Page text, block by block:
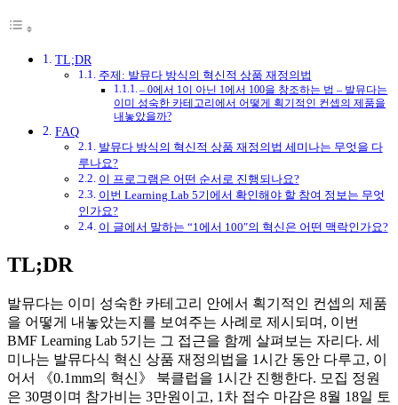
TL;DR
주제: 발뮤다 방식의 혁신적 상품 재정의법
– 0에서 1이 아닌 1에서 100을 창조하는 법 – 발뮤다는
이미 성숙한 카테고리에서 어떻게 획기적인 컨셉의 제품을
내놓았을까?
FAQ
발뮤다 방식의 혁신적 상품 재정의법 세미나는 무엇을 다
루나요?
이 프로그램은 어떤 순서로 진행되나요?
이번 Learning Lab 5기에서 확인해야 할 참여 정보는 무엇
인가요?
이 글에서 말하는 “1에서 100″의 혁신은 어떤 맥락인가요?
TL;DR
발뮤다는 이미 성숙한 카테고리 안에서 획기적인 컨셉의 제품
을 어떻게 내놓았는지를 보여주는 사례로 제시되며, 이번
BMF Learning Lab 5기는 그 접근을 함께 살펴보는 자리다. 세
미나는 발뮤다식 혁신 상품 재정의법을 1시간 동안 다루고, 이
어서 《0.1mm의 혁신》 북클럽을 1시간 진행한다. 모집 정원
은 30명이며 참가비는 3만원이고, 1차 접수 마감은 8월 18일 토